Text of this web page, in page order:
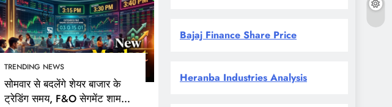
TRENDING NEWS
सोमवार से बदलेंगे शेयर बाजार के
ट्रेडिंग समय, F&O सेगमेंट शाम
Bajaj Finance Share Price
Heranba Industries Analysis